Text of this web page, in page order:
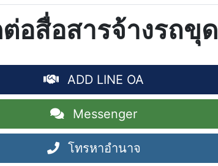
อสื่อสารจ้างรถขุด
ADD LINE OA
Messenger
โทรหาอำนาจ